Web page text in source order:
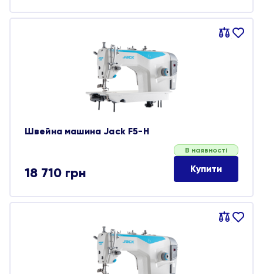
Порівняти
В
Швейна машина Jack F5-H
18 710 грн
В наявності
Купити
Порівняти
В